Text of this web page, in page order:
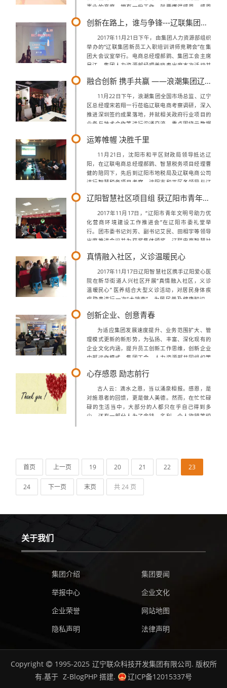
事业的高度。拥有一份工作，就要懂得感恩，感恩
一种感恩图报的心情去工作时，你会工作的更...创新在路上，谁与争锋---辽联集团新员工入职培训讲师竞聘会
2017年11月21日下午，由集团人力资源部组织
举办的“辽联集团新员工入职培训讲师竞聘会”在集
团大会议室举行。电商总经理郝鹍、集团工会主席
吴江、集团人力资源部经理姜晓春出席本次活动并
员参加本次活动并组成陪审团为竞...
融合创新 携手共赢 ――浪潮集团辽宁区宋若翔总经理莅临考察调研
11月22日下午，浪潮集团全国市场总监、辽宁
区总经理宋若翔一行莅临辽联电商考察调研，深入
推进深圳签约成果落地，并就相关政府行业项目的
业务与技术合作等进行沟通交流，重点围绕云数据
加强务实合作。辽阳市白塔区委书记蔡鸿...
运筹帷幄 决胜千里
11月21日，沈阳市和平区财政局领导抵达辽
阳，在辽联电商总经理郝鹍、智慧税务项目经理曹
健的陪同下，先后到辽阳市地税局及辽联电商公司
进行智慧税务项目考察。沈阳市和平区各领导与辽
局一行领导首先来到辽阳市地税局，在地税...
辽阳智慧社区项目组 获辽阳市青年文明号荣誉称号
2017年11月17日，“辽阳市青年文明号助力优
化营商环境建设工作推进会”在辽阳市委礼堂举
行。团市委书记刘芳、副书记艾民、田相宇等领导
出席推进会议并为获奖集体颁奖。辽联电商智慧社
会议是深入贯彻落实“全市青年文明...
真情融入社区，义诊温暖民心
2017年11月17日辽阳智慧社区携手辽阳爱心医
院在新华街道人兴社区开展“真情融入社区，义诊
温暖民心” 医养结合大型义诊活动，对居民身体疾
病隐患进行一次“大排查”，为居民普及健康知识。
直秉承着“惠民、兴业、善政”...
创新企业、创意青春
为适应集团发展速度提升、业务范围扩大、管
理模式更新的新形势，为弘扬、丰富、深化现有的
企业文化内涵，提升员工创新工作思维，创新企业
内部运作模式，集团工会、人力资源部共同组织策
赛得到集团各部门、分公司的积极响应，历时...
心存感恩 励志前行
古人云：滴水之恩，当以涌泉相报。感恩，是
对施恩者的回馈，更是做人美德。然而，在忙忙碌
碌的生活当中，大部分的人都只在乎自己得到多
少，还有一部分人为了金钱、名利、个人欲望等绞
首页 上一页 19 20 21 22 23
24 下一页 末页 共 24 页
关于我们
集团介绍
集团要闻
举报中心
企业文化
企业荣誉
网站地图
隐私声明
法律声明
Copyright 1995-2025 辽宁联众科技开发集团有限公司. 版权所
有.基于 Z-BlogPHP 搭建.
辽ICP备12015337号